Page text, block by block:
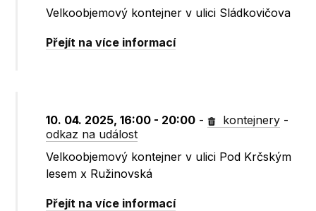
Velkoobjemový kontejner v ulici Sládkovičova
Přejít na více informací
10. 04. 2025, 16:00 - 20:00 - kontejnery -
odkaz na událost
Velkoobjemový kontejner v ulici Pod Krčským
lesem x Ružinovská
Přejít na více informací